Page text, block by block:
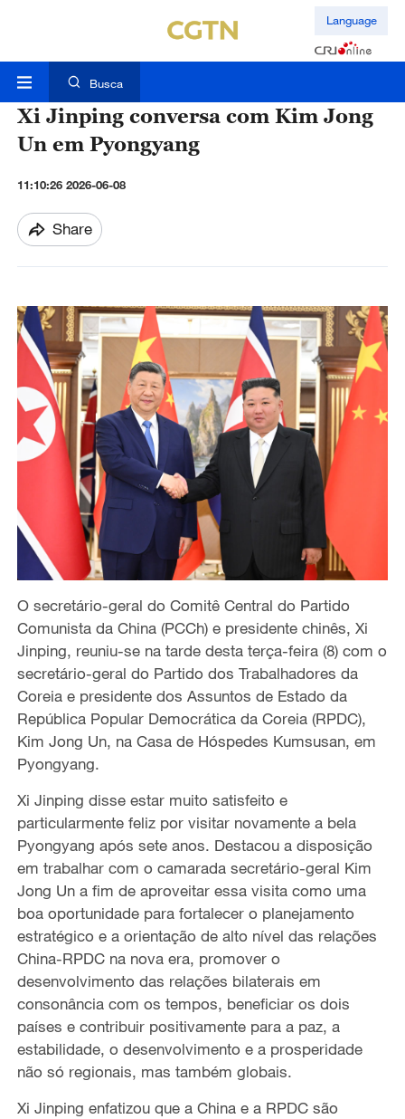
Language
Busca
Xi Jinping conversa com Kim Jong
Un em Pyongyang
11:10:26 2026-06-08
Share
O secretário-geral do Comitê Central do Partido
Comunista da China (PCCh) e presidente chinês, Xi
Jinping, reuniu-se na tarde desta terça-feira (8) com o
secretário-geral do Partido dos Trabalhadores da
Coreia e presidente dos Assuntos de Estado da
República Popular Democrática da Coreia (RPDC),
Kim Jong Un, na Casa de Hóspedes Kumsusan, em
Pyongyang.
Xi Jinping disse estar muito satisfeito e
particularmente feliz por visitar novamente a bela
Pyongyang após sete anos. Destacou a disposição
em trabalhar com o camarada secretário-geral Kim
Jong Un a fim de aproveitar essa visita como uma
boa oportunidade para fortalecer o planejamento
estratégico e a orientação de alto nível das relações
China-RPDC na nova era, promover o
desenvolvimento das relações bilaterais em
consonância com os tempos, beneficiar os dois
países e contribuir positivamente para a paz, a
estabilidade, o desenvolvimento e a prosperidade
não só regionais, mas também globais.
Xi Jinping enfatizou que a China e a RPDC são